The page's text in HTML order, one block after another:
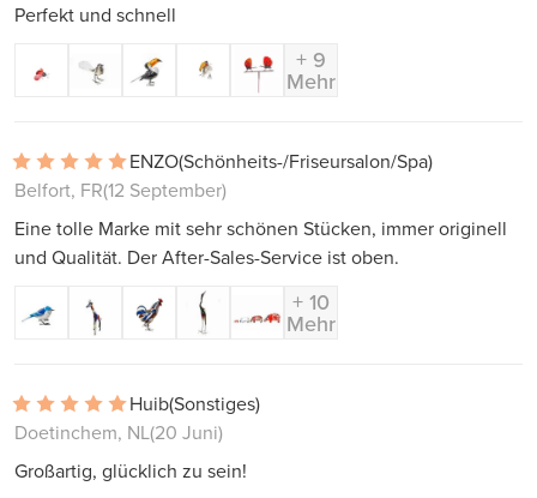
Perfekt und schnell
+ 9
Mehr
ENZO(Schönheits-/Friseursalon/Spa)
Belfort, FR(12 September)
Eine tolle Marke mit sehr schönen Stücken, immer originell
und Qualität. Der After-Sales-Service ist oben.
+ 10
Mehr
Huib(Sonstiges)
Doetinchem, NL(20 Juni)
Großartig, glücklich zu sein!